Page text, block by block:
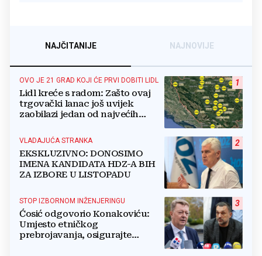
NAJČITANIJE NAJNOVIJE
1
OVO JE 21 GRAD KOJI ĆE PRVI DOBITI LIDL
Lidl kreće s radom: Zašto ovaj
trgovački lanac još uvijek
zaobilazi jedan od najvećih
2
VLADAJUĆA STRANKA
EKSKLUZIVNO: DONOSIMO
IMENA KANDIDATA HDZ-A BIH
ZA IZBORE U LISTOPADU
3
STOP IZBORNOM INŽENJERINGU
Ćosić odgovorio Konakoviću:
Umjesto etničkog
prebrojavanja, osigurajte